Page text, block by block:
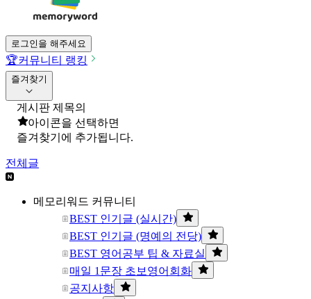
로그인을 해주세요
🏆커뮤니티 랭킹
즐겨찾기
게시판 제목의
아이콘을 선택하면
즐겨찾기에 추가됩니다.
전체글
메모리워드 커뮤니티
BEST 인기글 (실시간)
BEST 인기글 (명예의 전당)
BEST 영어공부 팁 & 자료실
매일 1문장 초보영어회화
공지사항